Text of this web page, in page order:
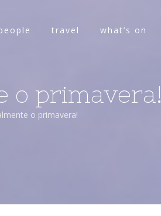
travel what’s on
o primavera!
o primavera!